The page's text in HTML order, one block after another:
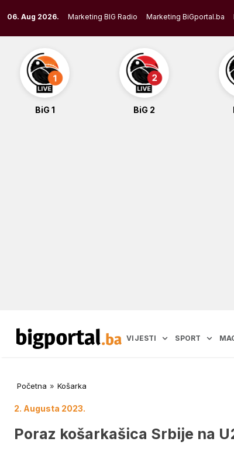
to
content
06. Aug 2026. Marketing BIG Radio Marketing BiGportal.ba
BiG 1 BiG 2
VIJESTI SPORT
Početna » Košarka
2. Augusta 2023.
Poraz košarkašica Srbije na